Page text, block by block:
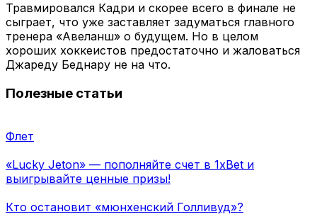
Травмировался Кадри и скорее всего в финале не
сыграет, что уже заставляет задуматься главного
тренера «Авеланш» о будущем. Но в целом
хороших хоккеистов предостаточно и жаловаться
Джареду Беднару не на что.
Полезные статьи
Флет
«Lucky Jeton» — пополняйте счет в 1xBet и
выигрывайте ценные призы!
Кто остановит «мюнхенский Голливуд»?